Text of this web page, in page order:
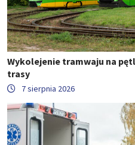
Wykolejenie tramwaju na
trasy
7 sierpnia 2026